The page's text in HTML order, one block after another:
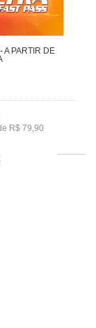
A PARTIR DE
R$ 79,90